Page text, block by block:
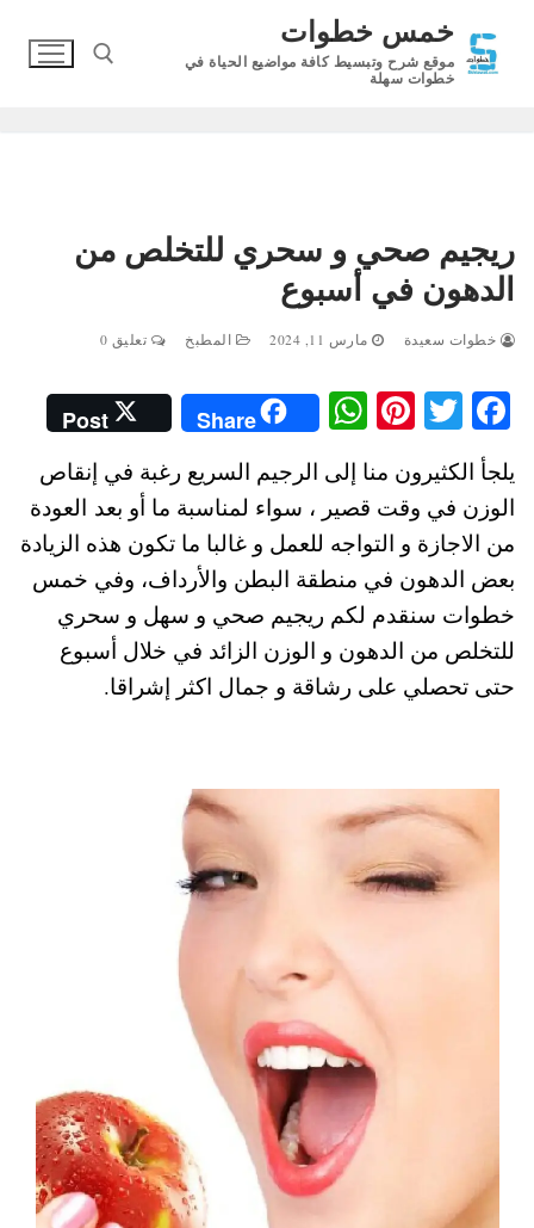
المحتوى
خمس خطوات
موقع شرح وتبسيط كافة مواضيع الحياة في
خطوات سهلة
ريجيم صحي و سحري للتخلص من
الدهون في أسبوع
خطوات سعيدة مارس 11, 2024 المطبخ تعليق 0
Fa
ce
bo
ok
T
tte
r
Pi
nt
er
es
t
W
ha
ts
A
pp
Share
Post
يلجأ الكثيرون منا إلى الرجيم السريع رغبة في إنقاص
الوزن في وقت قصير ، سواء لمناسبة ما أو بعد العودة
من الاجازة و التواجه للعمل و غالبا ما تكون هذه الزيادة
بعض الدهون في منطقة البطن والأرداف، وفي خمس
خطوات سنقدم لكم ريجيم صحي و سهل و سحري
للتخلص من الدهون و الوزن الزائد في خلال أسبوع
حتى تحصلي على رشاقة و جمال اكثر إشراقا.